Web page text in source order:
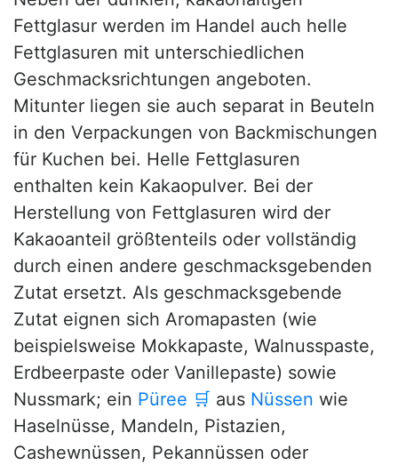
Fettglasur werden im Handel auch helle
Fettglasuren mit unterschiedlichen
Geschmacksrichtungen angeboten.
Mitunter liegen sie auch separat in Beuteln
in den Verpackungen von Backmischungen
für Kuchen bei. Helle Fettglasuren
enthalten kein Kakaopulver. Bei der
Herstellung von Fettglasuren wird der
Kakaoanteil größtenteils oder vollständig
durch einen andere geschmacksgebenden
Zutat ersetzt. Als geschmacksgebende
Zutat eignen sich Aromapasten (wie
beispielsweise Mokkapaste, Walnusspaste,
Erdbeerpaste oder Vanillepaste) sowie
Nussmark; ein Püree 🛒 aus Nüssen wie
Haselnüsse, Mandeln, Pistazien,
Cashewnüssen, Pekannüssen oder